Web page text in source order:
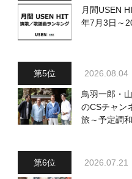
月間USEN
年7月3日～
2026.08.04
鳥羽一郎・
のCSチャン
旅～予定調
2026.07.21